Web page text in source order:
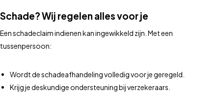
Schade? Wij regelen alles voor je
Een schadeclaim indienen kan ingewikkeld zijn. Met een
tussenpersoon:
Wordt de schadeafhandeling volledig voor je geregeld.
Krijg je deskundige ondersteuning bij verzekeraars.